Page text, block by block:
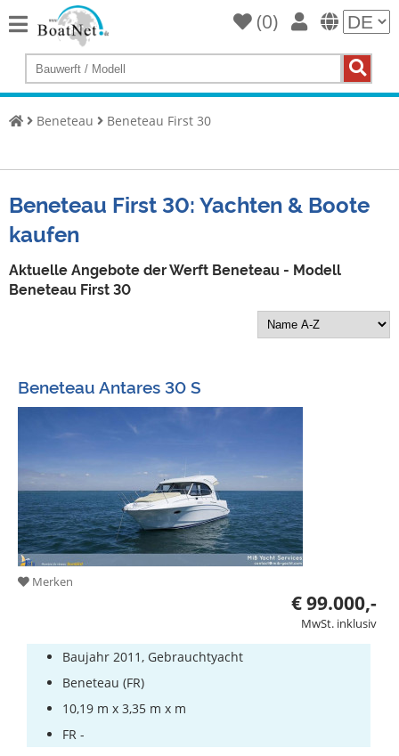
Home
Yacht
Gewerbliche
Verkäufer
Verkäufer
Bootszubehör
Boote
Sachverständige
Segel-
&
Sportbootschulen
(0)
Beneteau Beneteau First 30
Beneteau First 30: Yachten & Boote
kaufen
Aktuelle Angebote der Werft Beneteau - Modell
Beneteau First 30
Beneteau Antares 30 S
Merken
€ 99.000,-
MwSt. inklusiv
Baujahr 2011, Gebrauchtyacht
Beneteau (FR)
10,19 m x 3,35 m x m
FR -